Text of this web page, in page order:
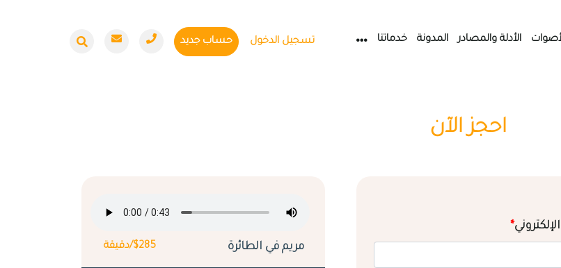
الأدلة والمصادر المدونة خدماتنا تسجيل الدخول حساب جديد
احجز الآن
*
مريم في الطائرة $285/دقيقة